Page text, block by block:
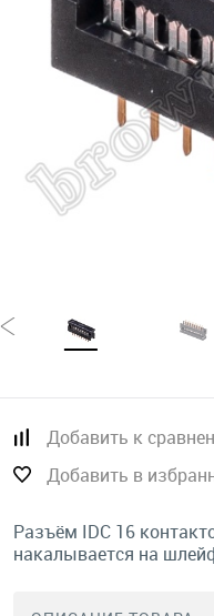
Добавить к
Добавить в
Разъём IDC 16
накалывается на